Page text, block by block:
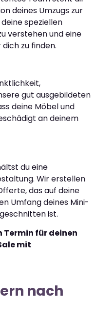
deines Umzugs zur
speziellen
verstehen und eine
zu finden.
gut ausgebildeten
deine Möbel und
an deinem
du eine
Wir erstellen
das auf deine
Umfang deines Mini-
ist.
Termin für deinen
mit
nach